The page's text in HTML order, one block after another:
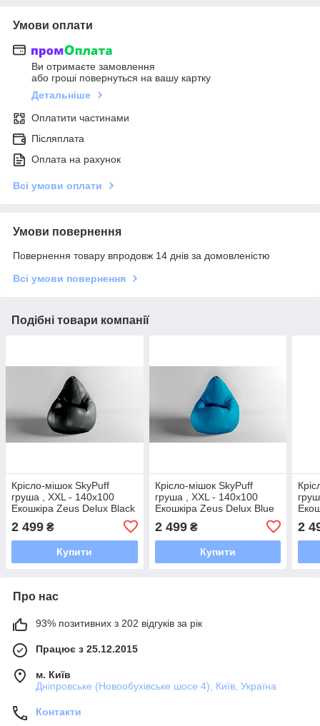
Умови оплати
Ви отримаєте замовлення
або гроші повернуться на вашу картку
Детальніше
Оплатити частинами
Післяплата
Оплата на рахунок
Всі умови оплати
Умови повернення
Повернення товару впродовж 14 днів за домовленістю
Всі умови повернення
Подібні товари компанії
Крісло-мішок SkyPuff
груша , XXL - 140х100
Екошкіра Zeus Delux Black
2 499 ₴
Купити
Крісло-мішок SkyPuff
груша , XXL - 140х100
Екошкіра Zeus Delux Blue
2 499₴
Купити
2
Про нас
93% позитивних з 202 відгуків за рік
Працює з 25.12.2015
м. Київ
Дніпровське (Новообухівське шосе 4), Київ, Україна
Контакти